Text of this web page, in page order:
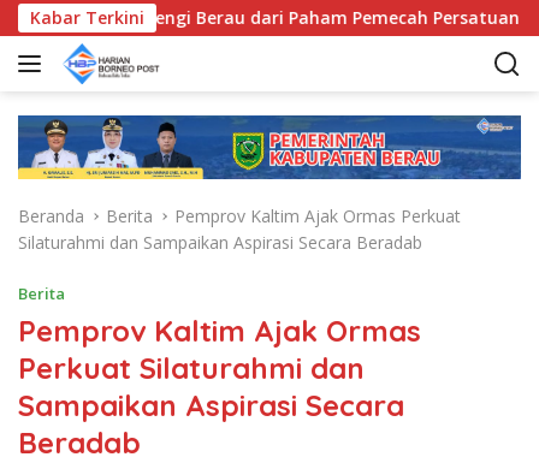
a
Kabar Terkini
Bentengi Berau dari Paham Pemecah Persatuan
Beranda Berita
Pemprov Kaltim Ajak Ormas Perkuat
Silaturahmi dan Sampaikan Aspirasi Secara Beradab
Berita
Pemprov Kaltim Ajak Ormas
Perkuat Silaturahmi dan
Sampaikan Aspirasi Secara
Beradab